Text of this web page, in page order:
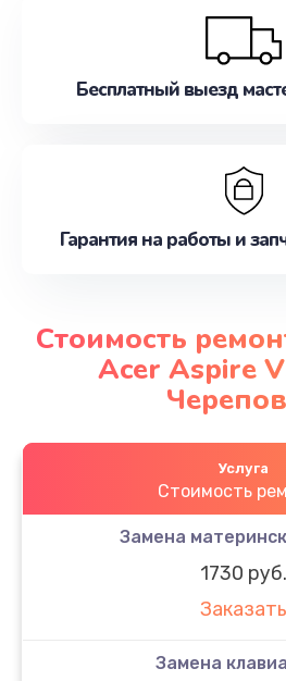
Бесплатный выезд
Гарантия на работы и
Стоимость
Acer Aspire
Услуга
Стоимость
Замена
1730 руб.
Заказать
Замена